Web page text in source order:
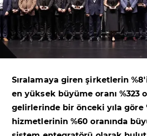
Sıralamaya giren şirketlerin
en yüksek büyüme oranı %323
gelirlerinde bir önceki yıla göre
hizmetlerinin %60 oranında